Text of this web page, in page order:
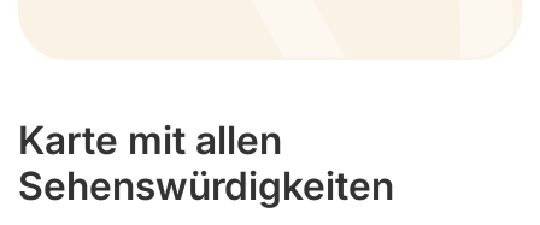
Karte mit allen
Sehenswürdigkeiten